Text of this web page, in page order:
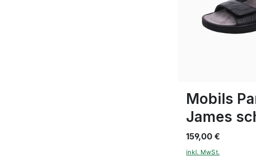
Mobils
James
159,00 €
inkl. MwSt.